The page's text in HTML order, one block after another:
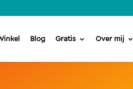
Blog Gratis Over mij